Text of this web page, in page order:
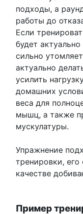
подходы, а
работы до
Если
будет
сильно
актуально
усилить
домашних
веса для
мышц, а также
мускулатуры.
Упражнение
тренировки, его
качестве
Пример